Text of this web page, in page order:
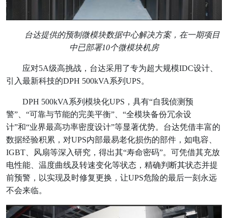
台达提供的预制微模块数据中心解决方案，在一期项目
中已部署10个微模块机房
应对5A级高挑战，台达采用了专为超大规模IDC设计、
引入最新科技的DPH 500kVA系列UPS。
DPH 500kVA系列模块化UPS，具有“自我侦测预
警”、“可靠与节能的完美平衡”、“全模块备份冗余设
计”和“业界最高功率密度设计”等显著优势。台达凭借丰富的
数据经验积累，对UPS内部最易老化损伤的部件，如电容、
IGBT、风扇等深入研究，得出其“寿命密码”。可凭借其充放
电性能、温度曲线及转速变化等状态，精确判断其状态并提
前预警，以实现及时修复更换，让UPS危险的最后一刻永远
不会来临。